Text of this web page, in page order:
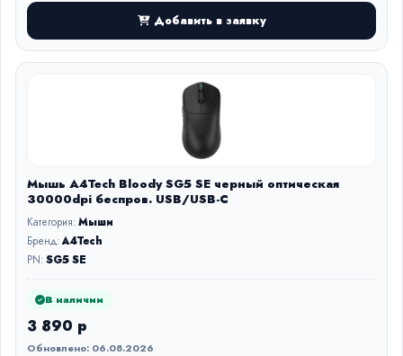
Добавить в заявку
Мышь A4Tech Bloody SG5 SE черный оптическая
30000dpi беспров. USB/USB-C
Категория:Мыши
Бренд:A4Tech
PN:SG5 SE
В наличии
3 890 р
Обновлено: 06.08.2026